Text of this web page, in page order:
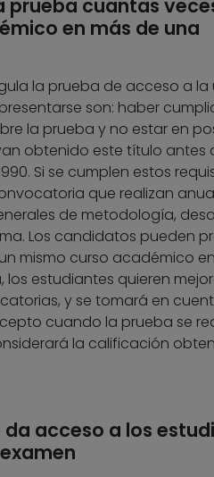
prueba cuantas
en más de una
la prueba de acceso a la
son: haber
la prueba y no estar en
obtenido este título antes
Si se cumplen estos
que realizan
de metodología,
Los candidatos pueden
mismo curso académico
los estudiantes quieren
y se tomará en
cuando la prueba se
la calificación
acceso a los